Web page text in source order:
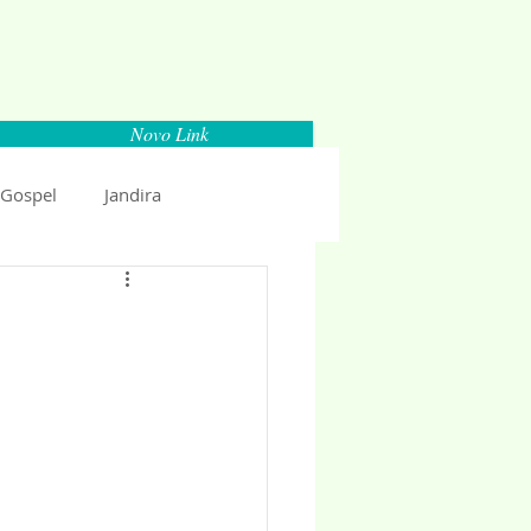
Novo Link
Jandira
Espaço Parlamentar